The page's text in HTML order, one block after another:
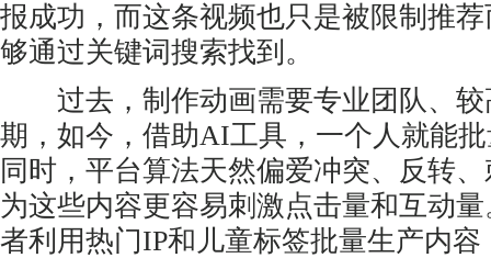
报成功，而这条视频也只是被限制推
够通过关键词搜索找到。
过去，制作动画需要专业团队、较
期，如今，借助AI工具，一个人就能
同时，平台算法天然偏爱冲突、反转
为这些内容更容易刺激点击量和互动
者利用热门IP和儿童标签批量生产内